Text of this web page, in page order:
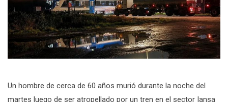
Un hombre de cerca de 60 años murió durante la noche del
martes luego de ser atropellado por un tren en el sector Iansa